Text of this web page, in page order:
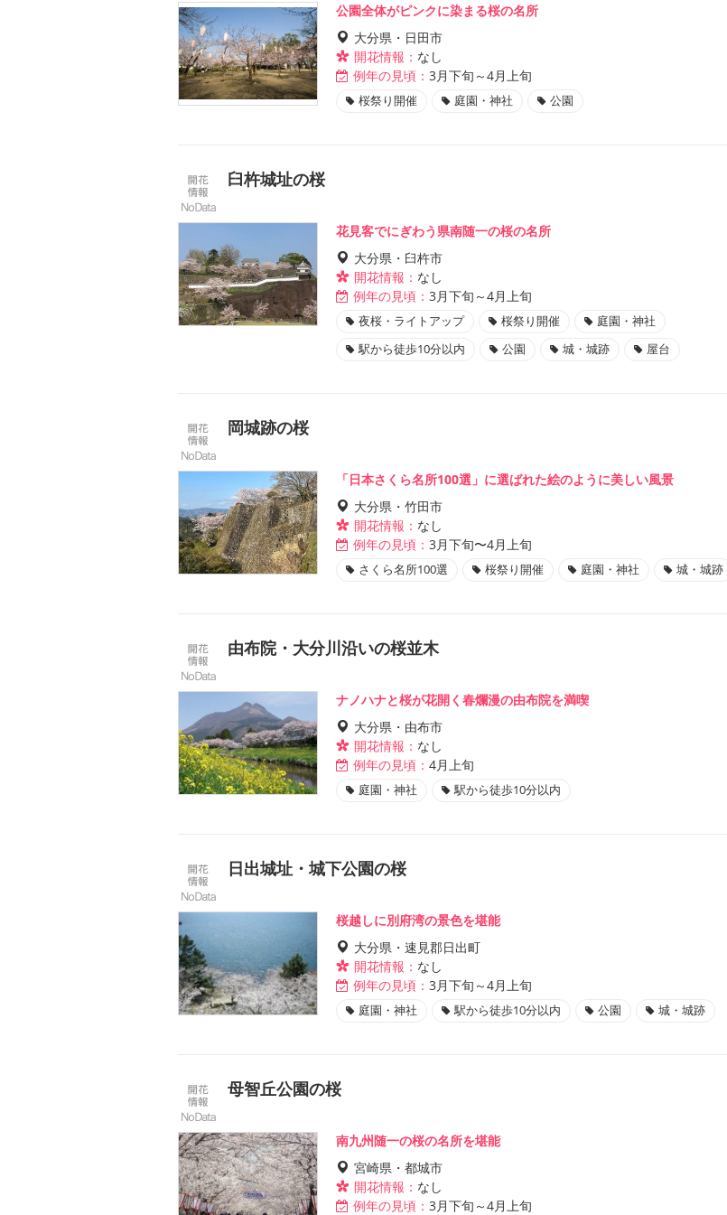
公園全体がピンクに染まる桜の名所
大分県・日田市
開花情報： なし
例年の見頃： 3月下旬～4月上旬
桜祭り開催 庭園・神社 公園
臼杵城址の桜
花見客でにぎわう県南随一の桜の名所
大分県・臼杵市
開花情報： なし
例年の見頃： 3月下旬～4月上旬
夜桜・ライトアップ 桜祭り開催
庭園・神社
駅から徒歩10分以内
公園 城・城跡 屋台
岡城跡の桜
「日本さくら名所100選」に選ばれた絵のように美しい風景
大分県・竹田市
開花情報： なし
例年の見頃： 3月下旬〜4月上旬
さくら名所100選 桜祭り開催 庭園・神社 城・城跡
由布院・大分川沿いの桜並木
ナノハナと桜が花開く春爛漫の由布院を満喫
大分県・由布市
開花情報： なし
例年の見頃： 4月上旬
庭園・神社 駅から徒歩10分以内
日出城址・城下公園の桜
桜越しに別府湾の景色を堪能
大分県・速見郡日出町
開花情報： なし
例年の見頃： 3月下旬～4月上旬
庭園・神社 駅から徒歩10分以内 公園 城・城跡
母智丘公園の桜
南九州随一の桜の名所を堪能
宮崎県・都城市
開花情報： なし
例年の見頃： 3月下旬～4月上旬